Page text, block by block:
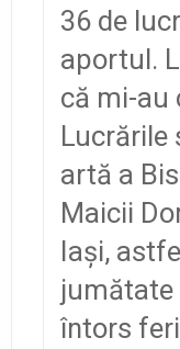
36 de
aportul.
că mi-au
Lucrările
artă a
Maicii
Iaşi,
jumătate
întors